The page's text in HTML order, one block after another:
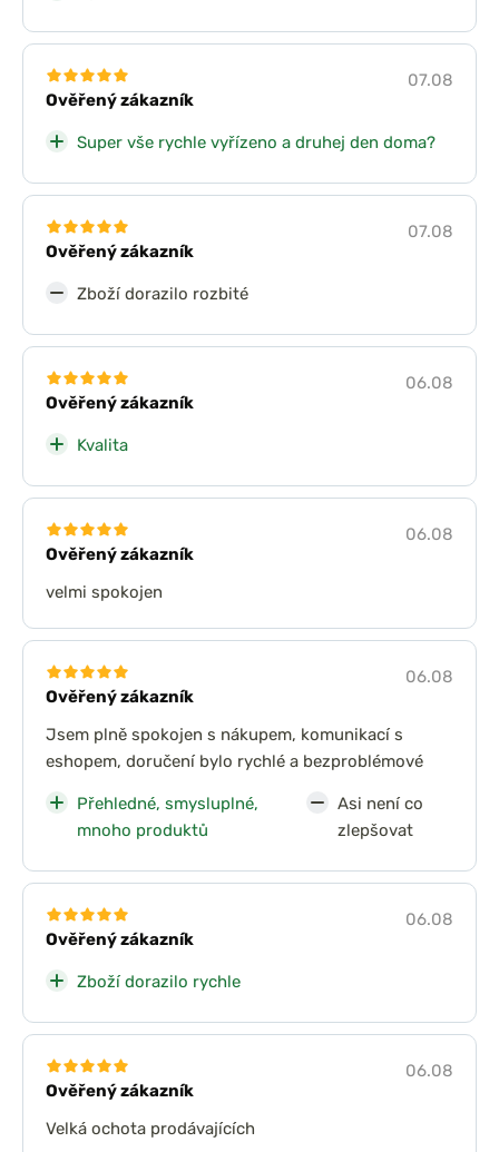
Ověřený zákazník
07.08
Super vše rychle vyřízeno a druhej den doma?
Ověřený zákazník
07.08
Zboží dorazilo rozbité
Ověřený zákazník
06.08
Kvalita
Ověřený zákazník
06.08
velmi spokojen
Ověřený zákazník
06.08
Jsem plně spokojen s nákupem, komunikací s
eshopem, doručení bylo rychlé a bezproblémové
Přehledné, smysluplné,
mnoho produktů
Asi není co
zlepšovat
Ověřený zákazník
06.08
Zboží dorazilo rychle
Ověřený zákazník
06.08
Velká ochota prodávajících